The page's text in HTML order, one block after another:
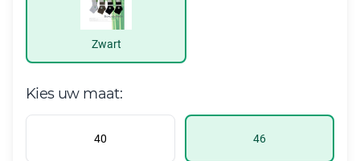
Zwart
Kies uw maat:
40 46